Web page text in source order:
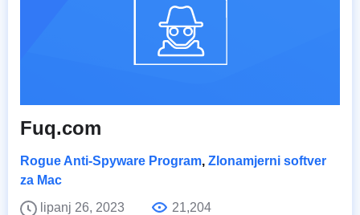
Fuq.com
Rogue Anti-Spyware Program, Zlonamjerni softver
za Mac
lipanj 26, 2023
21,204